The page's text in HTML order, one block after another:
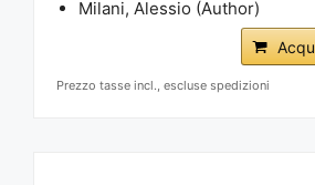
Milani, Alessio (Author)
Prezzo tasse incl., escluse spedizioni